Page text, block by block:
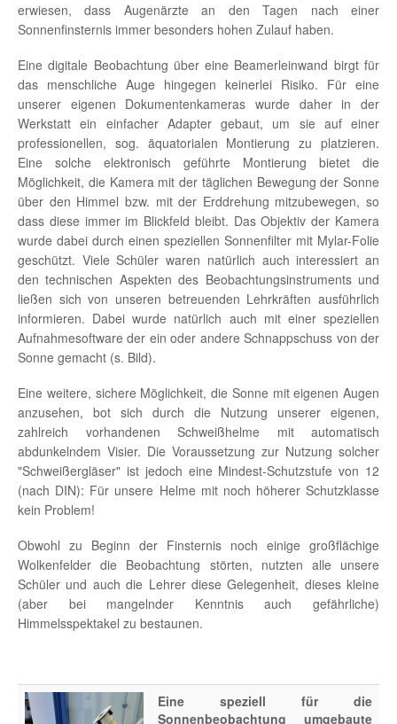
erwiesen, dass Augenärzte an den Tagen nach einer
Sonnenfinsternis immer besonders hohen Zulauf haben.
Eine digitale Beobachtung über eine Beamerleinwand birgt für
das menschliche Auge hingegen keinerlei Risiko. Für eine
unserer eigenen Dokumentenkameras wurde daher in der
Werkstatt ein einfacher Adapter gebaut, um sie auf einer
professionellen, sog. äquatorialen Montierung zu platzieren.
Eine solche elektronisch geführte Montierung bietet die
Möglichkeit, die Kamera mit der täglichen Bewegung der Sonne
über den Himmel bzw. mit der Erddrehung mitzubewegen, so
dass diese immer im Blickfeld bleibt. Das Objektiv der Kamera
wurde dabei durch einen speziellen Sonnenfilter mit Mylar-Folie
geschützt. Viele Schüler waren natürlich auch interessiert an
den technischen Aspekten des Beobachtungsinstruments und
ließen sich von unseren betreuenden Lehrkräften ausführlich
informieren. Dabei wurde natürlich auch mit einer speziellen
Aufnahmesoftware der ein oder andere Schnappschuss von der
Sonne gemacht (s. Bild).
Eine weitere, sichere Möglichkeit, die Sonne mit eigenen Augen
anzusehen, bot sich durch die Nutzung unserer eigenen,
zahlreich vorhandenen Schweißhelme mit automatisch
abdunkelndem Visier. Die Voraussetzung zur Nutzung solcher
"Schweißergläser" ist jedoch eine Mindest-Schutzstufe von 12
(nach DIN): Für unsere Helme mit noch höherer Schutzklasse
kein Problem!
Obwohl zu Beginn der Finsternis noch einige großflächige
Wolkenfelder die Beobachtung störten, nutzten alle unsere
Schüler und auch die Lehrer diese Gelegenheit, dieses kleine
(aber bei mangelnder Kenntnis auch gefährliche)
Himmelsspektakel zu bestaunen.
Eine speziell für die
Sonnenbeobachtung umgebaute